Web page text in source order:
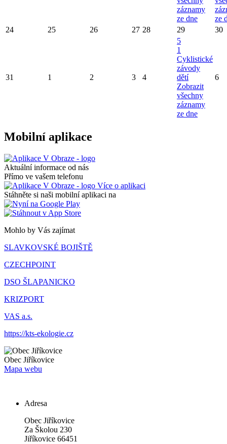
záznamy
ze dne
ze
24
25 26 27 28 29 30
31 1 2 3 4
5
1
Cyklistické
závody
dětí
Zobrazit
všechny
záznamy
ze dne
6
Mobilní aplikace
Aktuální informace od nás
Přímo ve vašem telefonu
Více o aplikaci
Stáhněte si naši mobilní aplikaci na
Mohlo by Vás zajímat
SLAVKOVSKÉ BOJIŠTĚ
CZECHPOINT
DSO ŠLAPANICKO
KRIZPORT
VAS a.s.
https://kts-ekologie.cz
Obec Jiříkovice
Mapa webu
Adresa
Obec Jiříkovice
Za Školou 230
Jiříkovice 66451